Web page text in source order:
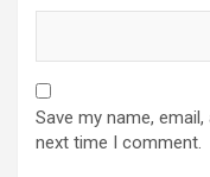
Save my name,
next time I comment.